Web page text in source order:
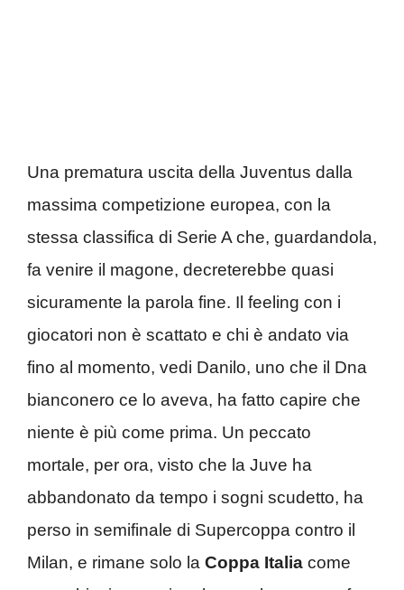
Una prematura uscita della Juventus dalla
massima competizione europea, con la
stessa classifica di Serie A che, guardandola,
fa venire il magone, decreterebbe quasi
sicuramente la parola fine. Il feeling con i
giocatori non è scattato e chi è andato via
fino al momento, vedi Danilo, uno che il Dna
bianconero ce lo aveva, ha fatto capire che
niente è più come prima. Un peccato
mortale, per ora, visto che la Juve ha
abbandonato da tempo i sogni scudetto, ha
perso in semifinale di Supercoppa contro il
Milan, e rimane solo la Coppa Italia come